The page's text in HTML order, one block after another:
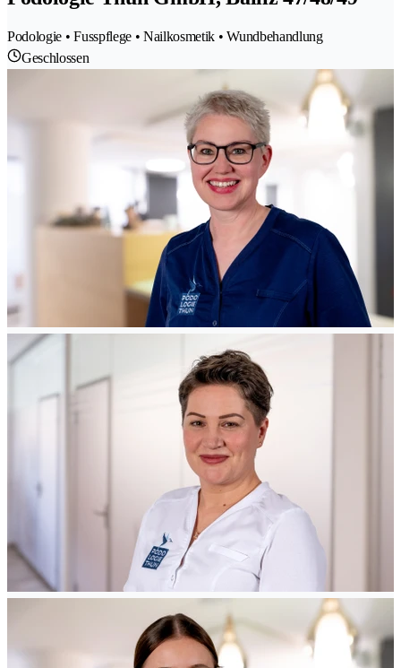
Podologie • Fusspflege • Nailkosmetik • Wundbehandlung
Geschlossen